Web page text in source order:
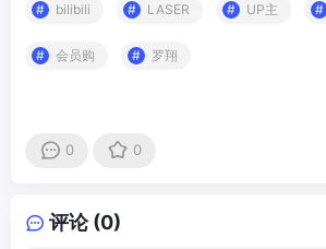
bilibili LASER UP主
会员购 罗翔
0 0
评论 (0)